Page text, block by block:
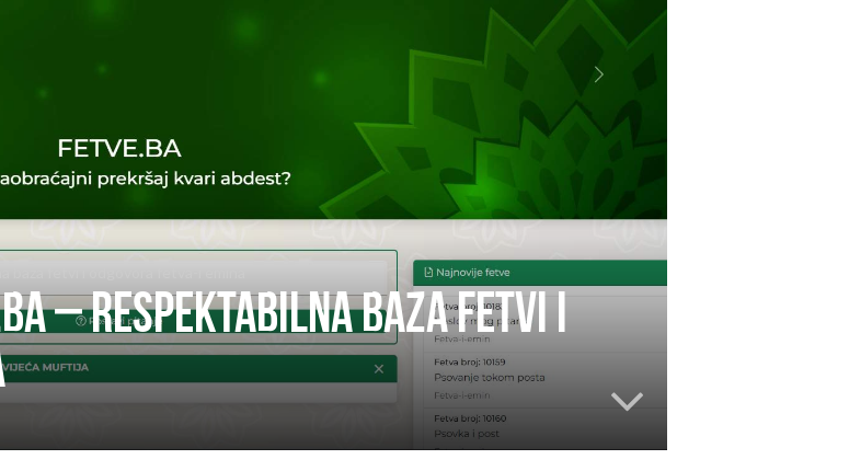
fetvi i odgovora fetva-i emina
– Respektabilna baza fetvi i